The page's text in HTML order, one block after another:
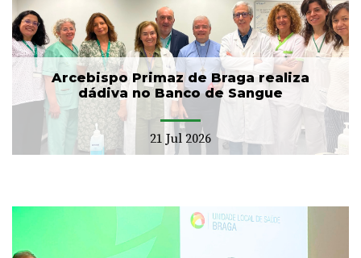
Arcebispo Primaz de Braga realiza
dádiva no Banco de Sangue
21 Jul 2026